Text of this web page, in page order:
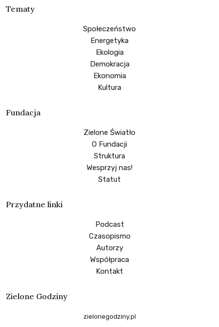
Tematy
Społeczeństwo
Energetyka
Ekologia
Demokracja
Ekonomia
Kultura
Fundacja
Zielone Światło
O Fundacji
Struktura
Wesprzyj nas!
Statut
Przydatne linki
Podcast
Czasopismo
Autorzy
Współpraca
Kontakt
Zielone Godziny
zielonegodziny.pl